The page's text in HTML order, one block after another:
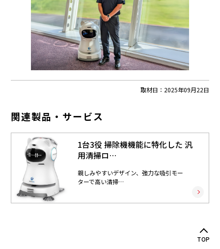
取材日： 2025年09月22日
関連製品・サービス
1台3役 掃除機機能に特化した 汎
用清掃ロ…
親しみやすいデザイン、強力な吸引モー
ターで高い清掃…
TOP